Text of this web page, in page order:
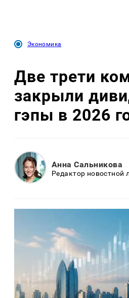
Экономика
Две трети
закрыли
гэпы в 2026
Анна Сальникова
Редактор новостной